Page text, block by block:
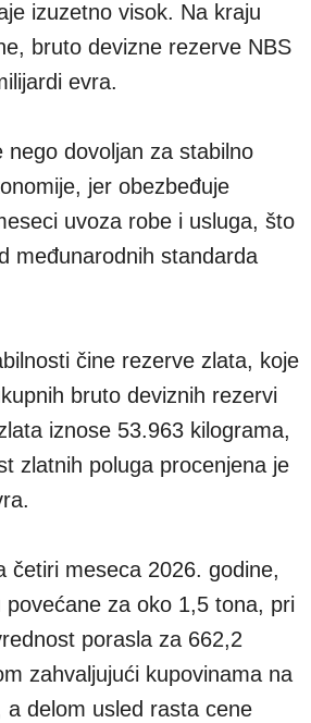
izuzetno visok. Na kraju
bruto devizne rezerve NBS
evra.
nego dovoljan za stabilno
jer obezbeđuje
uvoza robe i usluga, što
međunarodnih standarda
čine rezerve zlata, koje
bruto deviznih rezervi
iznose 53.963 kilograma,
zlatnih poluga procenjena je
četiri meseca 2026. godine,
za oko 1,5 tona, pri
porasla za 662,2
zahvaljujući kupovinama na
delom usled rasta cene